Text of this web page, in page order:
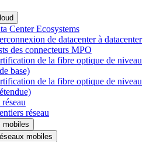
Center Ecosystems
de datacenter à datacenter
des connecteurs MPO
de la fibre optique de niveau
base)
de la fibre optique de niveau
réseau
mobiles
mobiles